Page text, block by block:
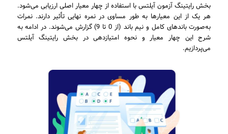
بخش رایتینگ آزمون آیلتس با استفاده از چهار معیار اصلی ارزیابی می‌شود.
هر یک از این معیارها به طور مساوی در نمره نهایی تأثیر دارند. نمرات
به‌صورت باندهای کامل و نیم باند (از 0 تا 9) گزارش می‌شوند. در ادامه به
شرح این چهار معیار و نحوه امتیازدهی در بخش رایتینگ آیلتس
می‌پردازیم.